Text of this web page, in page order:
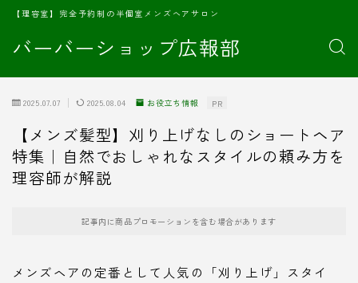
バーバーショップ広報部
【理容室】完全予約制の半個室メンズヘアサロン
2025.07.07 2025.08.04 お役立ち情報 PR
【メンズ髪型】刈り上げなしのショートヘア
特集｜自然でおしゃれなスタイルの頼み方を
理容師が解説
記事内に商品プロモーションを含む場合があります
メンズヘアの定番として人気の「刈り上げ」スタイ